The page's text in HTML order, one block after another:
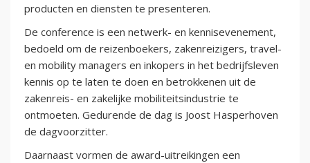
producten en diensten te presenteren.
De conference is een netwerk- en kennisevenement,
bedoeld om de reizenboekers, zakenreizigers, travel-
en mobility managers en inkopers in het bedrijfsleven
kennis op te laten te doen en betrokkenen uit de
zakenreis- en zakelijke mobiliteitsindustrie te
ontmoeten. Gedurende de dag is Joost Hasperhoven
de dagvoorzitter.
Daarnaast vormen de award-uitreikingen een